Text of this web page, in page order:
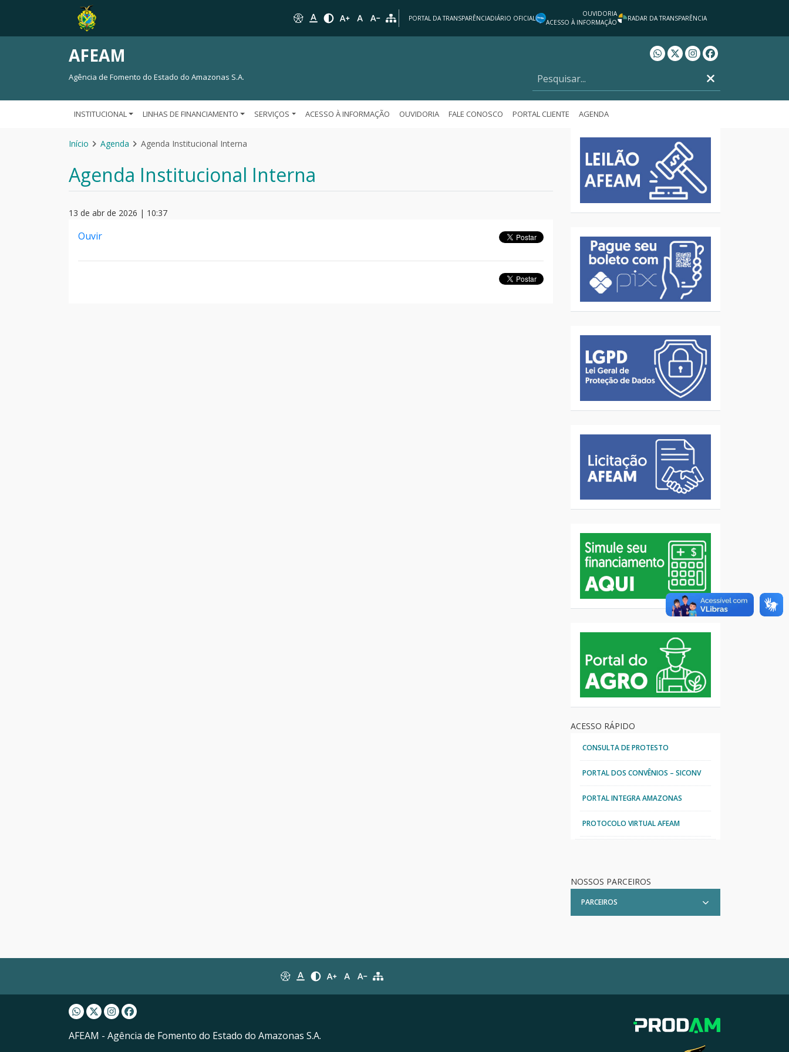
PORTAL DA TRANSPARÊNCIADIÁRIO OFICIAL
OUVIDORIA
ACESSO À INFORMAÇÃO
RADAR DA TRANSPARÊNCIA
AFEAM
Agência de Fomento do Estado do Amazonas S.A.
Whatsapp AFEAM
Twitter AFEAM
Instagram AFEAM
Facebook AFEAM
INSTITUCIONAL LINHAS DE FINANCIAMENTO SERVIÇOS ACESSO À INFORMAÇÃO OUVIDORIA FALE CONOSCO PORTAL CLIENTE AGENDA
Início Agenda Agenda Institucional Interna
Agenda Institucional Interna
13 de abr de 2026 | 10:37
Ouvir
ACESSO RÁPIDO
CONSULTA DE PROTESTO
PORTAL DOS CONVÊNIOS – SICONV
PORTAL INTEGRA AMAZONAS
PROTOCOLO VIRTUAL AFEAM
NOSSOS PARCEIROS
PARCEIROS
Whatsapp AFEAM
Twitter AFEAM
Instagram AFEAM
Facebook AFEAM
AFEAM - Agência de Fomento do Estado do Amazonas S.A.